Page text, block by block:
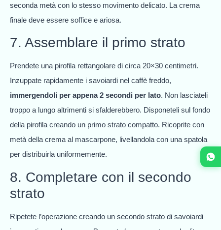
seconda metà con lo stesso movimento delicato. La crema
finale deve essere soffice e ariosa.
7. Assemblare il primo strato
Prendete una pirofila rettangolare di circa 20×30 centimetri.
Inzuppate rapidamente i savoiardi nel caffè freddo,
immergendoli per appena 2 secondi per lato. Non lasciateli
troppo a lungo altrimenti si sfalderebbero. Disponeteli sul fondo
della pirofila creando un primo strato compatto. Ricoprite con
metà della crema al mascarpone, livellandola con una spatola
per distribuirla uniformemente.
8. Completare con il secondo
strato
Ripetete l’operazione creando un secondo strato di savoiardi